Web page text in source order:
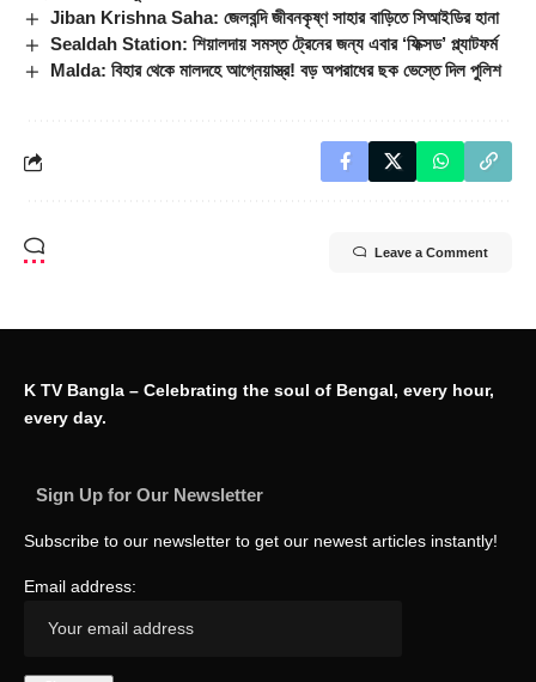
Jiban Krishna Saha: জেলবন্দি জীবনকৃষ্ণ সাহার বাড়িতে সিআইডির হানা
Sealdah Station: শিয়ালদায় সমস্ত ট্রেনের জন্য এবার ‘ফিক্সড’ প্ল্যাটফর্ম
Malda: বিহার থেকে মালদহে আগ্নেয়াস্ত্র! বড় অপরাধের ছক ভেস্তে দিল পুলিশ
Leave a Comment
K TV Bangla – Celebrating the soul of Bengal, every hour,
every day.
Sign Up for Our Newsletter
Subscribe to our newsletter to get our newest articles instantly!
Email address: